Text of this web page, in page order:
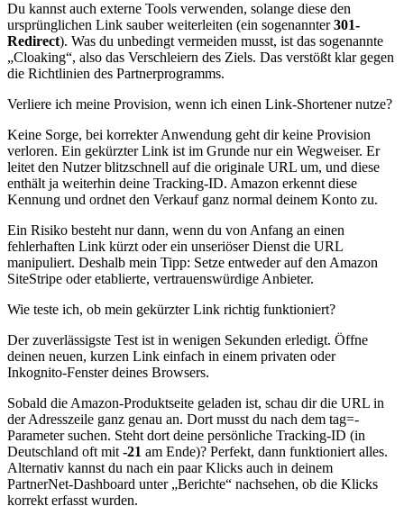
Du kannst auch externe Tools verwenden, solange diese den
ursprünglichen Link sauber weiterleiten (ein sogenannter301-
Redirect). Was du unbedingt vermeiden musst, ist das sogenannte
„Cloaking“, also das Verschleiern des Ziels. Das verstößt klar gegen
die Richtlinien des Partnerprogramms.
Verliere ich meine Provision, wenn ich einen Link-Shortener nutze?
Keine Sorge, bei korrekter Anwendung geht dir keine Provision
verloren. Ein gekürzter Link ist im Grunde nur ein Wegweiser. Er
leitet den Nutzer blitzschnell auf die originale URL um, und diese
enthält ja weiterhin deine Tracking-ID. Amazon erkennt diese
Kennung und ordnet den Verkauf ganz normal deinem Konto zu.
Ein Risiko besteht nur dann, wenn du von Anfang an einen
fehlerhaften Link kürzt oder ein unseriöser Dienst die URL
manipuliert. Deshalb mein Tipp: Setze entweder auf den Amazon
SiteStripe oder etablierte, vertrauenswürdige Anbieter.
Wie teste ich, ob mein gekürzter Link richtig funktioniert?
Der zuverlässigste Test ist in wenigen Sekunden erledigt. Öffne
deinen neuen, kurzen Link einfach in einem privaten oder
Inkognito-Fenster deines Browsers.
Sobald die Amazon-Produktseite geladen ist, schau dir die URL in
der Adresszeile ganz genau an. Dort musst du nach dem tag=-
Parameter suchen. Steht dort deine persönliche Tracking-ID (in
Deutschland oft mit -21 am Ende)? Perfekt, dann funktioniert alles.
Alternativ kannst du nach ein paar Klicks auch in deinem
PartnerNet-Dashboard unter „Berichte“ nachsehen, ob die Klicks
korrekt erfasst wurden.